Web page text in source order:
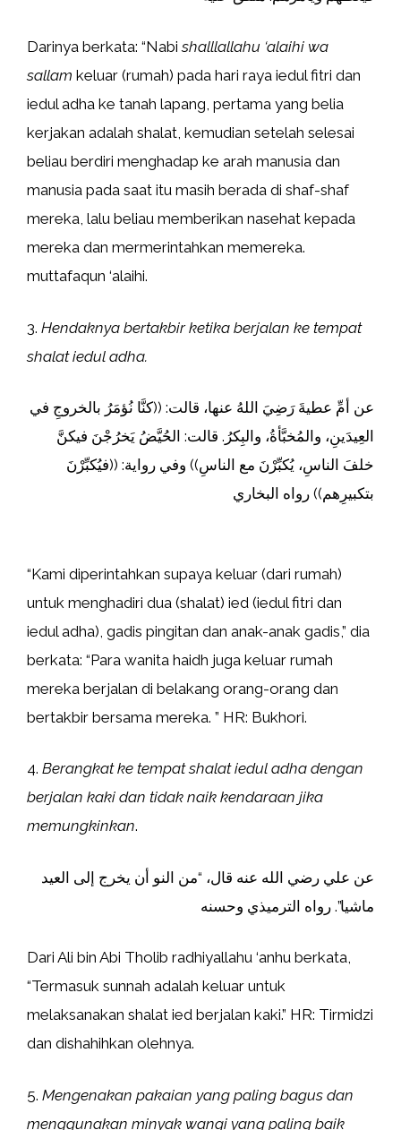
Darinya berkata: “Nabishalllallahu ‘alaihi wa
sallam keluar (rumah) pada hari raya iedul fitri dan
iedul adha ke tanah lapang, pertama yang belia
kerjakan adalah shalat, kemudian setelah selesai
beliau berdiri menghadap ke arah manusia dan
manusia pada saat itu masih berada di shaf-shaf
mereka, lalu beliau memberikan nasehat kepada
mereka dan mermerintahkan memereka.
muttafaqun ‘alaihi.
3. Hendaknya bertakbir ketika berjalan ke tempat
shalat iedul adha.
عن أمِّ عطيةَ رَضِيَ اللهُ عنها، قالت: ((كنَّا نُؤمَرُ بالخروجِ في
العِيدَينِ، والمُخبَّأةُ، والبِكرُ. قالت: الحُيَّضُ يَخرُجْنَ فيكنَّ
خلفَ الناسِ، يُكبِّرْنَ مع الناسِ)) وفي رواية: ((فيُكبِّرْنَ
بتكبيرِهم)) رواه البخاري
“Kami diperintahkan supaya keluar (dari rumah)
untuk menghadiri dua (shalat) ied (iedul fitri dan
iedul adha), gadis pingitan dan anak-anak gadis,” dia
berkata: “Para wanita haidh juga keluar rumah
mereka berjalan di belakang orang-orang dan
bertakbir bersama mereka. ” HR: Bukhori.
4. Berangkat ke tempat shalat iedul adha dengan
berjalan kaki dan tidak naik kendaraan jika
memungkinkan.
عن علي رضي الله عنه قال، “من النو أن يخرج إلى العيد
ماشيا”. رواه الترميذي وحسنه
Dari Ali bin Abi Tholib radhiyallahu ‘anhu berkata,
“Termasuk sunnah adalah keluar untuk
melaksanakan shalat ied berjalan kaki.” HR: Tirmidzi
dan dishahihkan olehnya.
5. Mengenakan pakaian yang paling bagus dan
menggunakan minyak wangi yang paling baik